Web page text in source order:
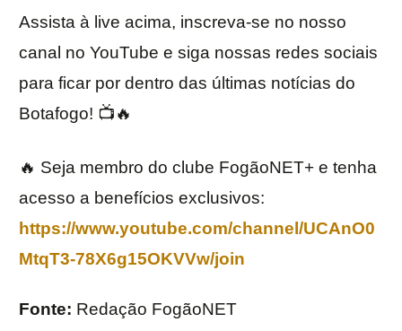
Assista à live acima, inscreva-se no nosso
canal no YouTube e siga nossas redes sociais
para ficar por dentro das últimas notícias do
Botafogo! 📺🔥
🔥 Seja membro do clube FogãoNET+ e tenha
acesso a benefícios exclusivos:
https://www.youtube.com/channel/UCAnO0
MtqT3-78X6g15OKVVw/join
Fonte: Redação FogãoNET